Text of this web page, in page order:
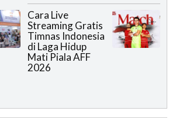
Cara Live
Streaming Gratis
Timnas Indonesia
di Laga Hidup
Mati Piala AFF
2026